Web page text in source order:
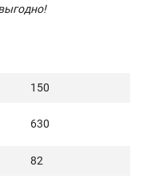
150
630
82